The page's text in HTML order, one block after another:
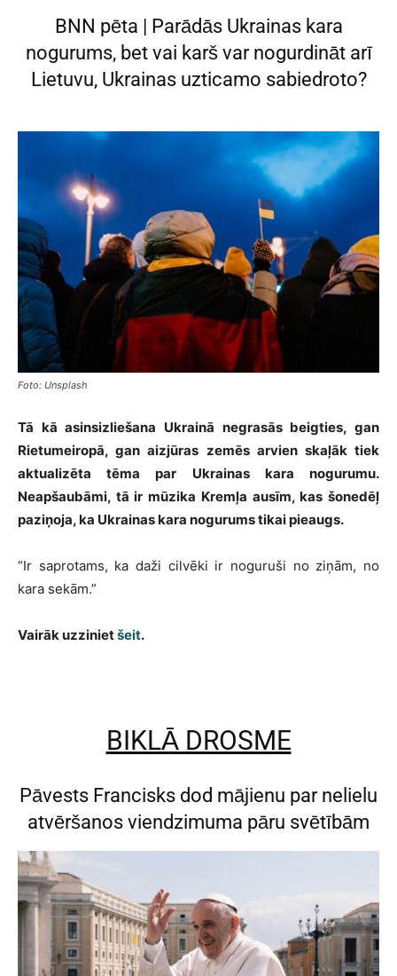
BNN pēta | Parādās Ukrainas kara
nogurums, bet vai karš var nogurdināt arī
Lietuvu, Ukrainas uzticamo sabiedroto?
Foto: Unsplash
Tā kā asinsizliešana Ukrainā negrasās beigties, gan
Rietumeiropā, gan aizjūras zemēs arvien skaļāk tiek
aktualizēta tēma par Ukrainas kara nogurumu.
Neapšaubāmi, tā ir mūzika Kremļa ausīm, kas šonedēļ
paziņoja, ka Ukrainas kara nogurums tikai pieaugs.
“Ir saprotams, ka daži cilvēki ir noguruši no ziņām, no
kara sekām.”
Vairāk uzzinietšeit.
BIKLĀ DROSME
Pāvests Francisks dod mājienu par nelielu
atvēršanos viendzimuma pāru svētībām